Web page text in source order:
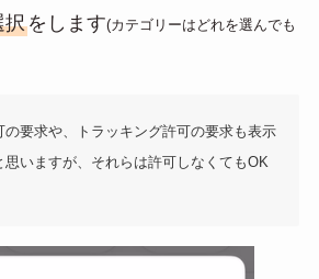
択をします(カテゴリーはどれを選んでも
の要求や、トラッキング許可の要求も表示
思いますが、それらは許可しなくてもOK